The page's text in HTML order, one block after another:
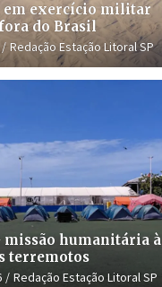
em exercício militar
do Brasil
Redação Estação Litoral SP
missão humanitária à
terremotos
Redação Estação Litoral SP